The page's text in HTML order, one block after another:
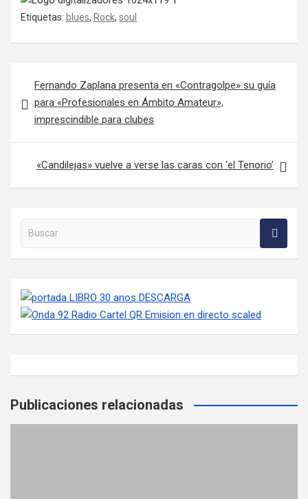
Etiquetas: blues, Rock, soul
Fernando Zaplana presenta en «Contragolpe» su guía
para «Profesionales en Ámbito Amateur»,
imprescindible para clubes
«Candilejas» vuelve a verse las caras con ‘el Tenorio’
Buscar en la web
Publicaciones relacionadas